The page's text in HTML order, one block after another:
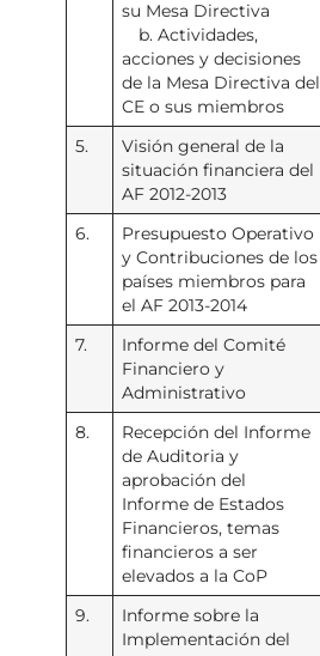
su Mesa Directiva
b. Actividades,
acciones y decisiones
de la Mesa Directiva del
CE o sus miembros
5.
Visión general de la
situación financiera del
AF 2012-2013
6.
Presupuesto Operativo
y Contribuciones de los
países miembros para
el AF 2013-2014
7.
Informe del Comité
Financiero y
Administrativo
8.
Recepción del Informe
de Auditoria y
aprobación del
Informe de Estados
Financieros, temas
financieros a ser
elevados a la CoP
9.
Informe sobre la
Implementación del